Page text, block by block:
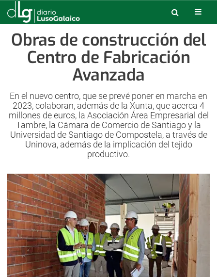
Obras de construcción del
Centro de Fabricación
Avanzada
En el nuevo centro, que se prevé poner en marcha en
2023, colaboran, además de la Xunta, que acerca 4
millones de euros, la Asociación Área Empresarial del
Tambre, la Cámara de Comercio de Santiago y la
Universidad de Santiago de Compostela, a través de
Uninova, además de la implicación del tejido
productivo.